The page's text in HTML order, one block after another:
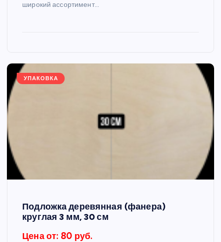
широкий ассортимент…
УПАКОВКА
Подложка деревянная (фанера)
круглая 3 мм, 30 см
Цена от: 80 руб.